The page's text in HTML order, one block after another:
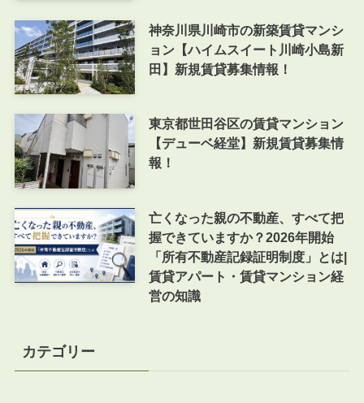
神奈川県川崎市の新築賃貸マンシ
ョン【ハイムスイート川崎小島新
田】新規賃貸募集情報！
東京都世田谷区の賃貸マンション
【デューベ経堂】新規賃貸募集情
報！
亡くなった親の不動産、すべて把
握できていますか？2026年開始
「所有不動産記録証明制度」とは|
賃貸アパート・賃貸マンション経
営の知識
カテゴリー